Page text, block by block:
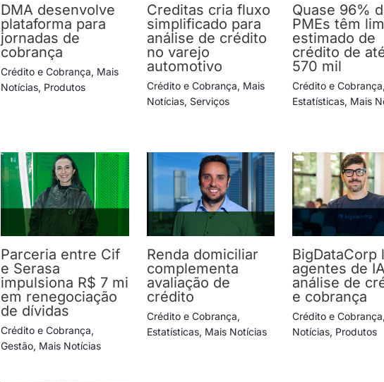
DMA desenvolve
plataforma para
jornadas de
cobrança
Crédito e Cobrança, Mais
Notícias, Produtos
Creditas cria fluxo
simplificado para
análise de crédito
no varejo
automotivo
Crédito e Cobrança, Mais
Notícias, Serviços
Quase 96%
PMEs têm
estimado de
crédito de
570 mil
Crédito e Cobrança
Estatísticas, Mais
Parceria entre Cif
e Serasa
impulsiona R$ 7 mi
em renegociação
de dívidas
Crédito e Cobrança,
Gestão, Mais Notícias
Renda domiciliar
complementa
avaliação de
crédito
Crédito e Cobrança,
Estatísticas, Mais Notícias
BigDataCorp
agentes de
análise de
e cobrança
Crédito e Cobrança
Notícias, Produtos